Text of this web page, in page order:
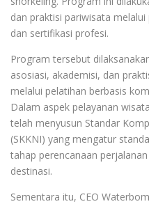
dan praktisi pariwisata
dan sertifikasi profesi.
Program tersebut
asosiasi, akademisi, dan
melalui pelatihan berbasis
Dalam aspek pelayanan
telah menyusun Standar
(SKKNI) yang mengatur
tahap perencanaan
destinasi.
Sementara itu, CEO